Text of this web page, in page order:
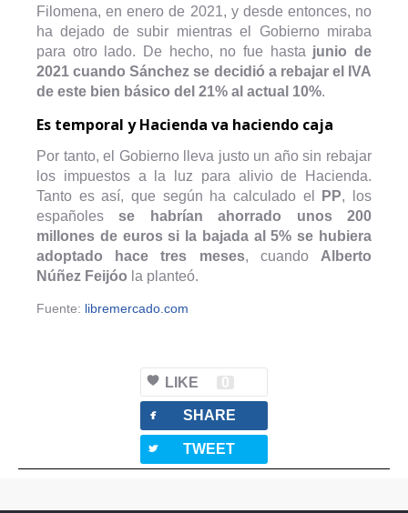
Filomena, en enero de 2021, y desde entonces, no
ha dejado de subir mientras el Gobierno miraba
para otro lado. De hecho, no fue hasta junio de
2021 cuando Sánchez se decidió a rebajar el IVA
de este bien básico del 21% al actual 10%.
Es temporal y Hacienda va haciendo caja
Por tanto, el Gobierno lleva justo un año sin rebajar
los impuestos a la luz para alivio de Hacienda.
Tanto es así, que según ha calculado el
PP, los
españoles se habrían ahorrado unos 200
millones de euros si la bajada al 5% se hubiera
adoptado hace tres meses, cuando Alberto
Núñez Feijóo la planteó.
Fuente: libremercado.com
LIKE 0
facebook SHARE
twitterbird TWEET